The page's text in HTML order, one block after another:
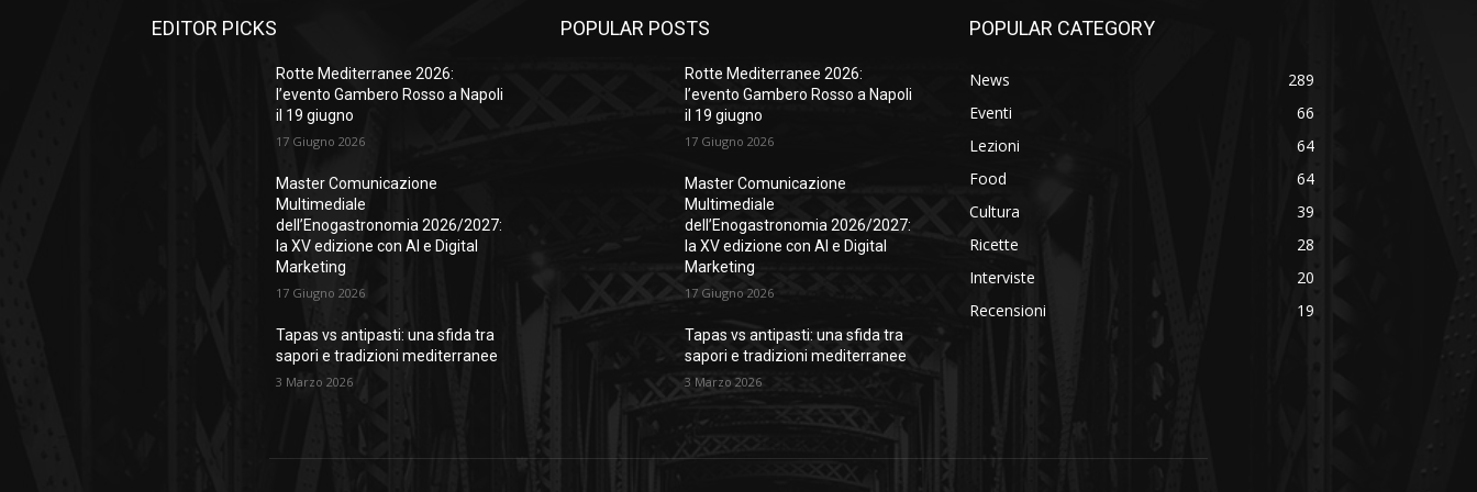
EDITOR PICKS
Rotte Mediterranee 2026:
l’evento Gambero Rosso a Napoli
il 19 giugno
17 Giugno 2026
Master Comunicazione
Multimediale
dell’Enogastronomia 2026/2027:
la XV edizione con AI e Digital
Marketing
17 Giugno 2026
Tapas vs antipasti: una sfida tra
sapori e tradizioni mediterranee
3 Marzo 2026
POPULAR POSTS
Rotte Mediterranee 2026:
l’evento Gambero Rosso a Napoli
il 19 giugno
17 Giugno 2026
Master Comunicazione
Multimediale
dell’Enogastronomia 2026/2027:
la XV edizione con AI e Digital
Marketing
17 Giugno 2026
Tapas vs antipasti: una sfida tra
sapori e tradizioni mediterranee
3 Marzo 2026
POPULAR CATEGORY
News
289
Eventi
66
Lezioni
64
Food
64
Cultura
39
Ricette
28
Interviste
20
Recensioni
19